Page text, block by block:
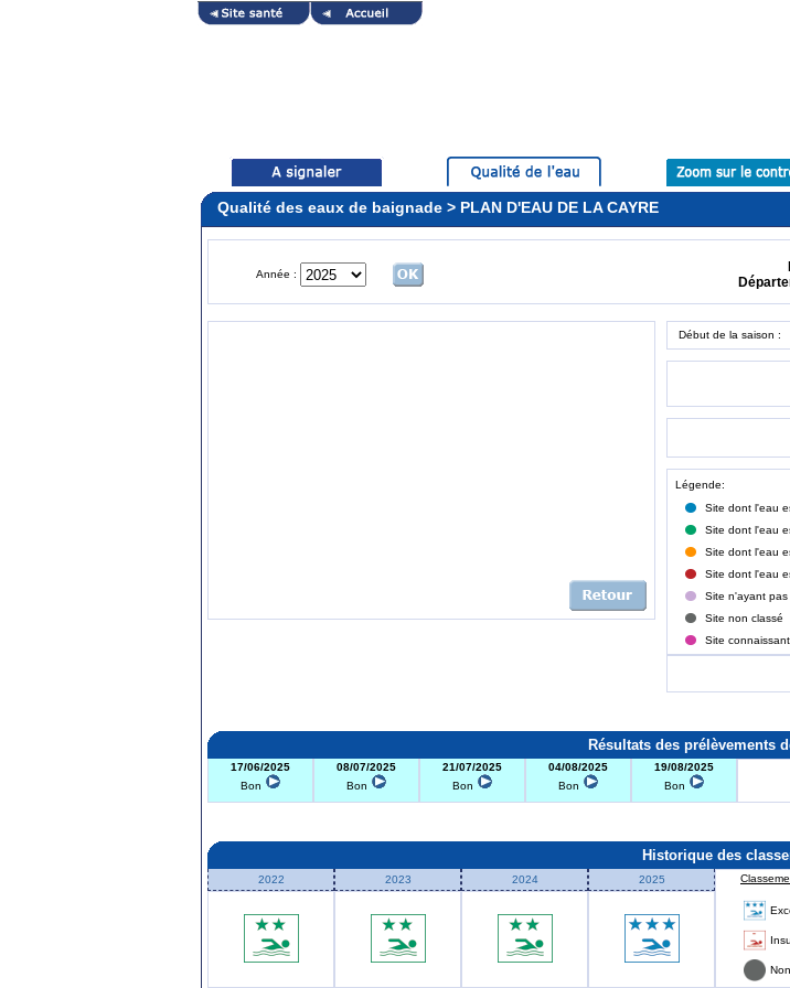
Qualité des eaux de baignade > PLAN D'EAU DE LA CAYRE
Année :
Début de la saison :
Légende:
Site dont l'eau
Site dont l'eau
Site dont l'eau
Site dont l'eau
Site n'ayant pas
Site non classé
Site
Résultats des prélèvements
17/06/2025
Bon
08/07/2025
Bon
21/07/2025
Bon
04/08/2025
Bon
19/08/2025
Bon
Historique des
2022 2023 2024 2025